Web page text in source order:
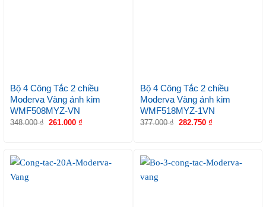
Bộ 4 Công Tắc 2 chiều
Moderva Vàng ánh kim
WMF508MYZ-VN
348.000₫ 261.000 ₫
Bộ 4 Công Tắc 2 chiều
Moderva Vàng ánh kim
WMF518MYZ-1VN
377.000₫ 282.750 ₫